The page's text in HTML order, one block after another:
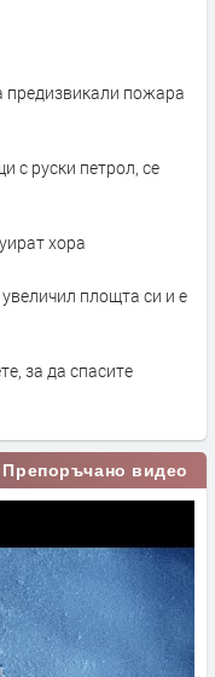
пожара
с руски петрол, се
хора
площта си и е
за да спасите
Препоръчано видео